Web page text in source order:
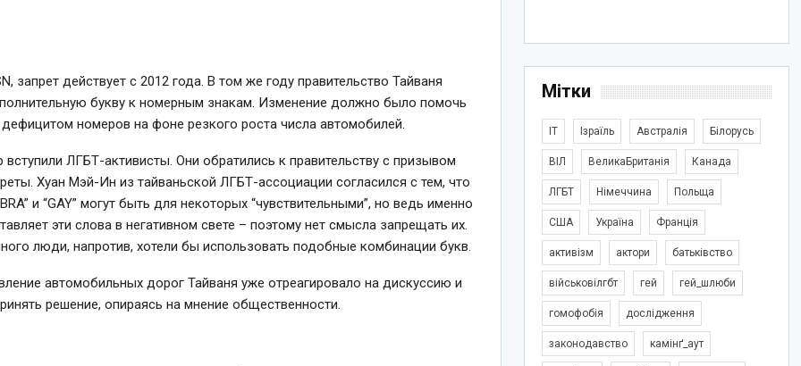
запрет действует с 2012 года. В том же году правительство Тайваня
букву к номерным знакам. Изменение должно было помочь
дефицитом номеров на фоне резкого роста числа автомобилей.
вступили ЛГБТ-активисты. Они обратились к правительству с призывом
Хуан Мэй-Ин из тайваньской ЛГБТ-ассоциации согласился с тем, что
и “GAY” могут быть для некоторых “чувствительными”, но ведь именно
эти слова в негативном свете – поэтому нет смысла запрещать их.
люди, напротив, хотели бы использовать подобные комбинации букв.
автомобильных дорог Тайваня уже отреагировало на дискуссию и
решение, опираясь на мнение общественности.
Мітки
IT Ізраїль Австралія Білорусь
ВІЛ ВеликаБританія Канада
ЛГБТ Німеччина Польща
США Україна Франція
активізм актори батьківство
військовілгбт гей гей_шлюби
гомофобія дослідження
законодавство камінґ_аут